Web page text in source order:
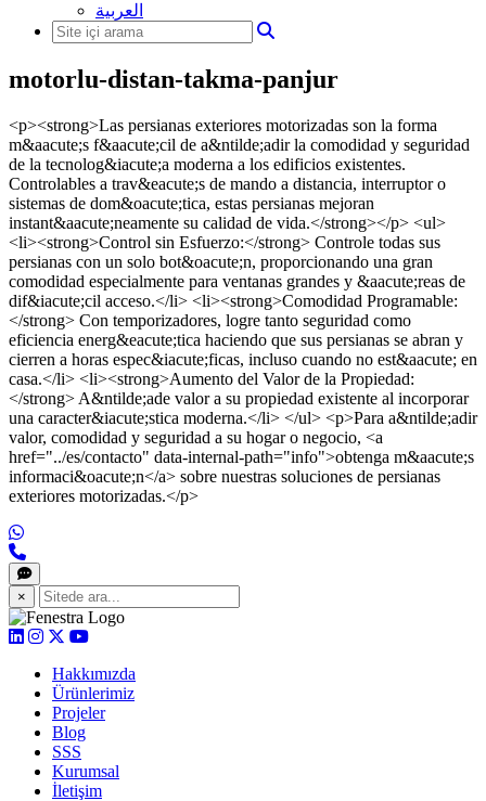
العربية
motorlu-distan-takma-panjur
<p><strong>Las persianas exteriores motorizadas son la forma
m&aacute;s f&aacute;cil de a&ntilde;adir la comodidad y seguridad
de la tecnolog&iacute;a moderna a los edificios existentes.
Controlables a trav&eacute;s de mando a distancia, interruptor o
sistemas de dom&oacute;tica, estas persianas mejoran
instant&aacute;neamente su calidad de vida.</strong></p> <ul>
<li><strong>Control sin Esfuerzo:</strong> Controle todas sus
persianas con un solo bot&oacute;n, proporcionando una gran
comodidad especialmente para ventanas grandes y &aacute;reas de
dif&iacute;cil acceso.</li> <li><strong>Comodidad Programable:
</strong> Con temporizadores, logre tanto seguridad como
eficiencia energ&eacute;tica haciendo que sus persianas se abran y
cierren a horas espec&iacute;ficas, incluso cuando no est&aacute; en
casa.</li> <li><strong>Aumento del Valor de la Propiedad:
</strong> A&ntilde;ade valor a su propiedad existente al incorporar
una caracter&iacute;stica moderna.</li> </ul> <p>Para a&ntilde;adir
valor, comodidad y seguridad a su hogar o negocio, <a
href="../es/contacto" data-internal-path="info">obtenga m&aacute;s
informaci&oacute;n</a> sobre nuestras soluciones de persianas
exteriores motorizadas.</p>
×
Hakkımızda
Ürünlerimiz
Projeler
Blog
SSS
Kurumsal
İletişim